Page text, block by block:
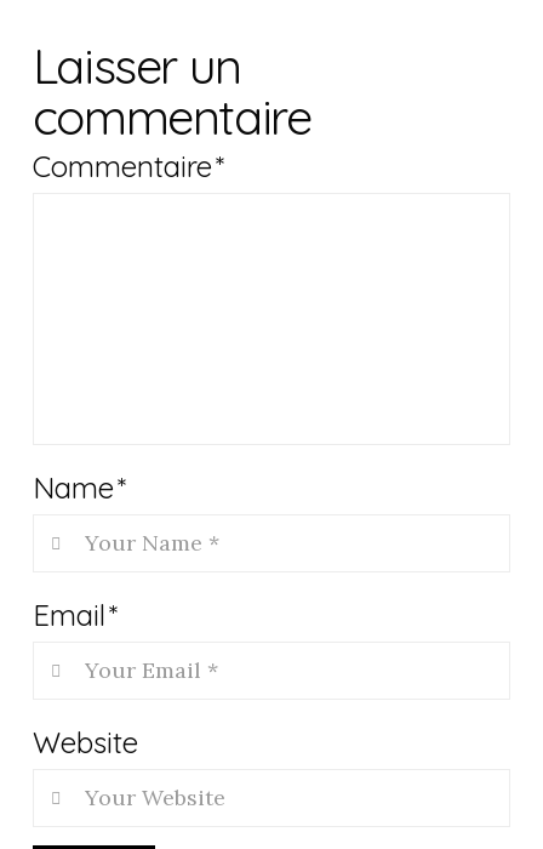
Laisser un
commentaire
Commentaire*
Name*
Email*
Website